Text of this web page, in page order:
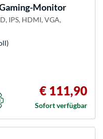
Monitor
IPS, HDMI, VGA,
€ 111,90
Sofort verfügbar